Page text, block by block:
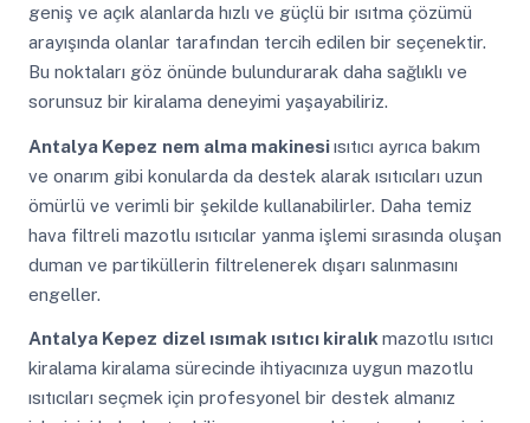
geniş ve açık alanlarda hızlı ve güçlü bir ısıtma çözümü
arayışında olanlar tarafından tercih edilen bir seçenektir.
Bu noktaları göz önünde bulundurarak daha sağlıklı ve
sorunsuz bir kiralama deneyimi yaşayabiliriz.
Antalya Kepez nem alma makinesiısıtıcı ayrıca bakım
ve onarım gibi konularda da destek alarak ısıtıcıları uzun
ömürlü ve verimli bir şekilde kullanabilirler. Daha temiz
hava filtreli mazotlu ısıtıcılar yanma işlemi sırasında oluşan
duman ve partiküllerin filtrelenerek dışarı salınmasını
engeller.
Antalya Kepez dizel ısımak ısıtıcı kiralıkmazotlu ısıtıcı
kiralama kiralama sürecinde ihtiyacınıza uygun mazotlu
ısıtıcıları seçmek için profesyonel bir destek almanız